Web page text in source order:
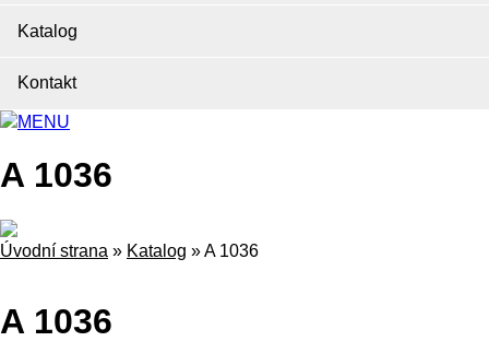
Katalog
Kontakt
MENU
A 1036
Úvodní strana » Katalog »A 1036
A 1036